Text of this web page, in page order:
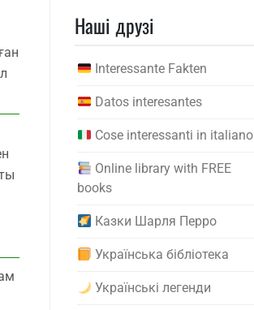
Наші друзі
Interessante Fakten
Datos interesantes
Cose interessanti in italiano
Online library with FREE
books
Казки Шарля Перро
Українська бібліотека
Українські легенди